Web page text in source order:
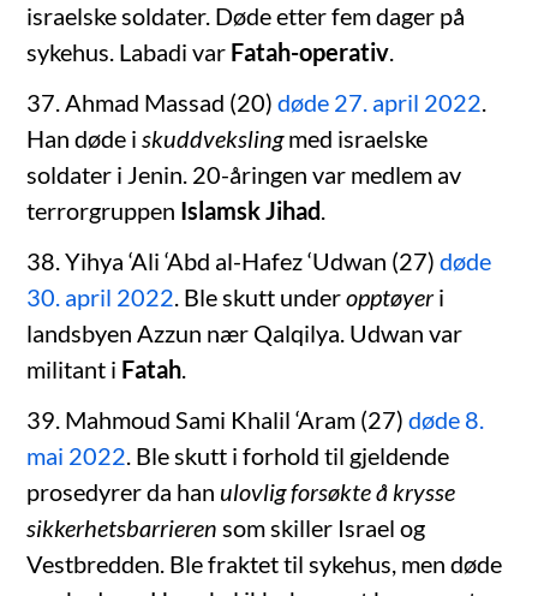
israelske soldater. Døde etter fem dager på
sykehus. Labadi var Fatah-operativ.
37. Ahmad Massad (20)døde 27. april 2022.
Han døde iskuddvekslingmed israelske
soldater i Jenin. 20-åringen var medlem av
terrorgruppen Islamsk Jihad.
38. Yihya ‘Ali ‘Abd al-Hafez ‘Udwan (27)døde
30. april 2022. Ble skutt underopptøyeri
landsbyen Azzun nær Qalqilya. Udwan var
militant i Fatah.
39. Mahmoud Sami Khalil ‘Aram (27)døde 8.
mai 2022. Ble skutt i forhold til gjeldende
prosedyrer da han ulovlig forsøkte å krysse
sikkerhetsbarrieren som skiller Israel og
Vestbredden. Ble fraktet til sykehus, men døde